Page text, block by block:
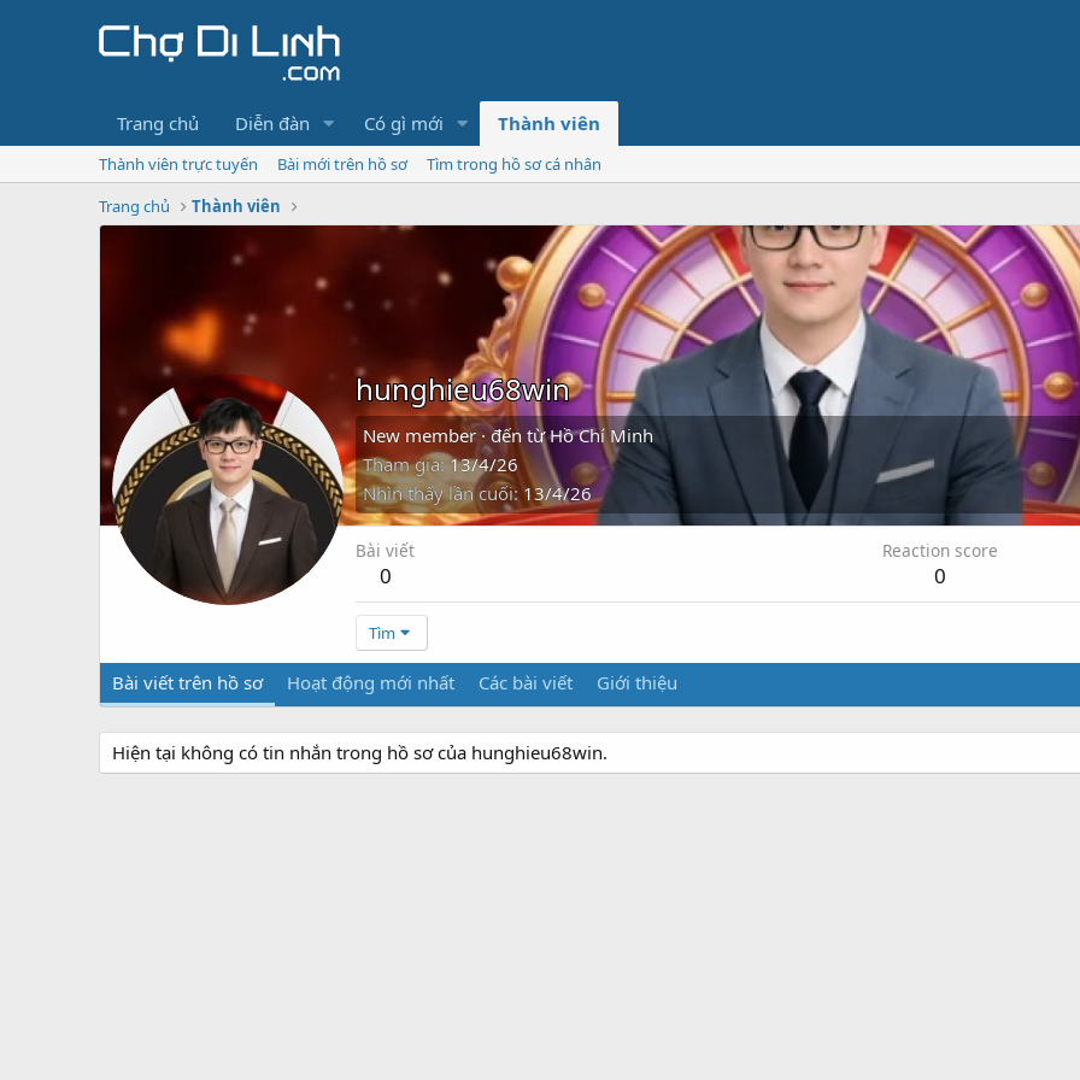
Trang chủ Diễn đàn Có gì mới Thành viên
Thành viên trực tuyến Bài mới trên hồ sơ
Tìm trong hồ sơ cá nhân
Trang chủ
Thành viên
hunghieu68win
New member · đến từ Hồ Chí Minh
Tham gia 13/4/26
Nhìn thấy lần cuối 13/4/26
Bài viết
0
Reaction score
0
Tìm
Bài viết trên hồ sơ Hoạt động mới nhất Các bài viết Giới thiệu
Hiện tại không có tin nhắn trong hồ sơ của hunghieu68win.